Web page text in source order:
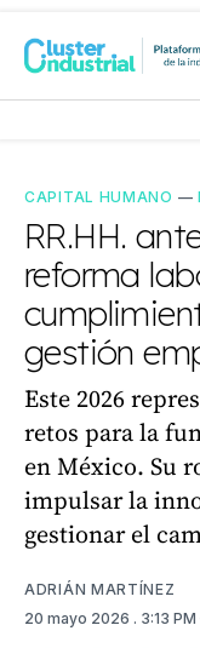
CAPITAL HUMANO —
RR.HH.
reforma
gestión
Este 2026
retos para la
en México. Su
impulsar la
gestionar el
ADRIÁN MARTÍNEZ
20 mayo 2026 . 3:13 PM